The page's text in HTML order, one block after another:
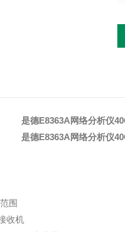
是德E8363A网络分析仪
是德E8363A网络分析仪
围
收机